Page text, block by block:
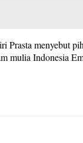
menyebut
Indonesia